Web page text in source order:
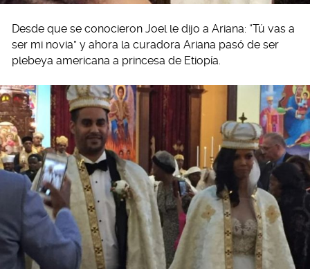
Desde que se conocieron Joel le dijo a Ariana: “Tú vas a
ser mi novia” y ahora la curadora Ariana pasó de ser
plebeya americana a princesa de Etiopía.